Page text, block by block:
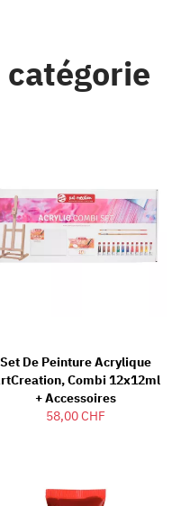
catégorie
Set De Peinture Acrylique
Combi 12x12ml
+ Accessoires
58,00 CHF